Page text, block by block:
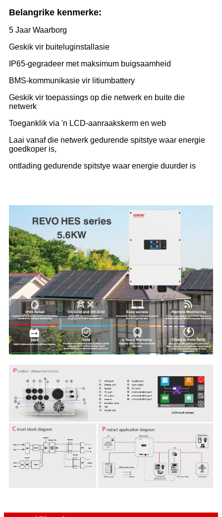
Belangrike kenmerke:
5 Jaar Waarborg
Geskik vir buiteluginstallasie
IP65-gegradeer met maksimum buigsaamheid
BMS-kommunikasie vir litiumbattery
Geskik vir toepassings op die netwerk en buite die
netwerk
Toeganklik via 'n LCD-aanraakskerm en web
Laai vanaf die netwerk gedurende spitstye waar energie
goedkoper is,
ontlading gedurende spitstye waar energie duurder is